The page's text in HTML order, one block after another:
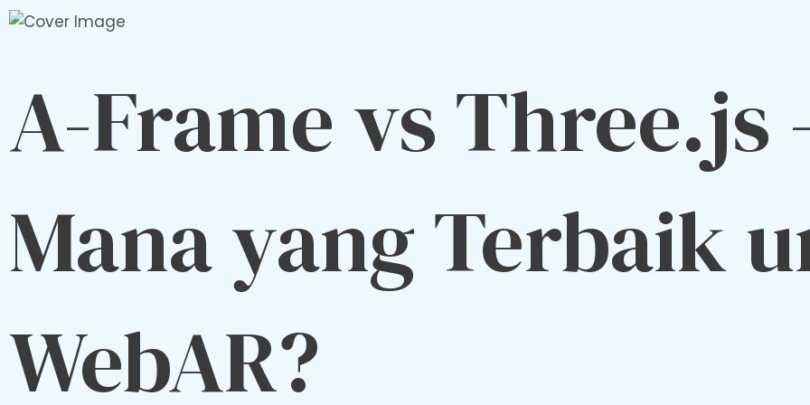
A-Frame vs Three.js
Mana yang Terbaik
WebAR?